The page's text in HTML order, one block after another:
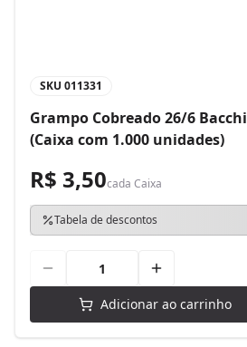
SKU 011331
Grampo Cobreado 26/6 Bacchi
(Caixa com 1.000 unidades)
R$ 3,50cada Caixa
Tabela de descontos
Adicionar ao carrinho